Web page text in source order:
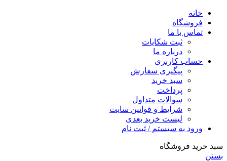
خانه
فروشگاه
تماس با ما
ثبت شکایات
درباره ما
حساب کاربری
پیگیری سفارش
سبد خرید
پرداخت
سوالات متداول
شرایط و قوانین سایت
لیست خرید بعدی
ورود به سیستم / ثبت نام
سبد خرید فروشگاه
بستن